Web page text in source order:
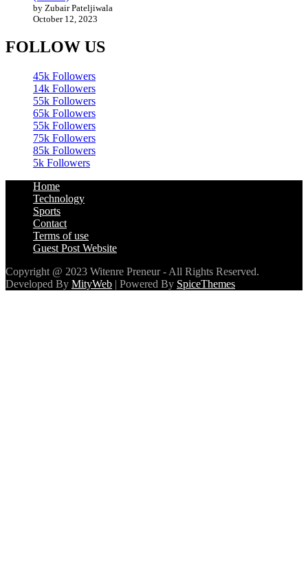
by Zubair Pateljiwala
October 12, 2023
FOLLOW US
45k Followers
14k Followers
55k Followers
65k Followers
55k Followers
75k Followers
85k Followers
5k Followers
Home
Technology
Sports
Contact
Terms of use
Guest Post Website
Copyright @ 2023 Witenre Preneur - All Rights Reserved.
Developed By MityWeb | Powered By SpiceThemes